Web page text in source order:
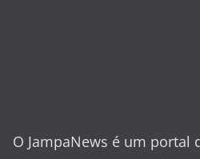
O JampaNews é um portal